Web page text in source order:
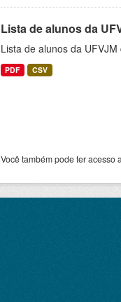
Lista de alunos da
Lista de alunos da
PDF CSV
Você também pode ter acesso